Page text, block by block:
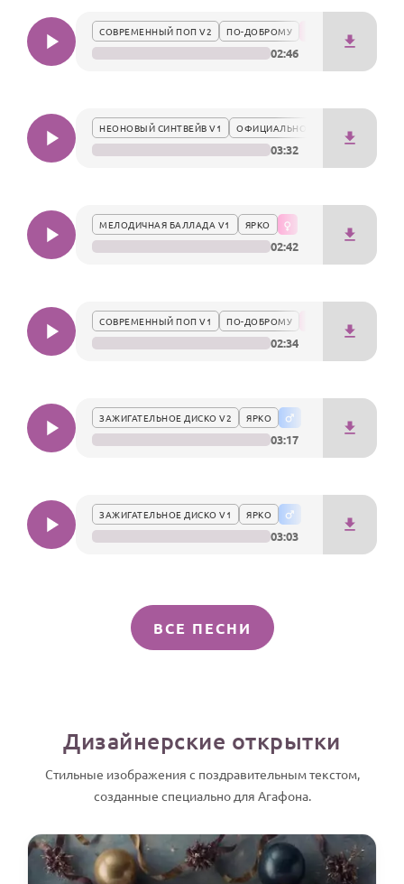
и ритма.
СОВРЕМЕННЫЙ ПОП V2 ПО-ДОБРОМУ
02:46
НЕОНОВЫЙ СИНТВЕЙВ V1 ОФИЦИАЛЬНО
03:32
МЕЛОДИЧНАЯ БАЛЛАДА V1 ЯРКО
02:42
СОВРЕМЕННЫЙ ПОП V1 ПО-ДОБРОМУ
02:34
ЗАЖИГАТЕЛЬНОЕ ДИСКО V2 ЯРКО
03:17
ЗАЖИГАТЕЛЬНОЕ ДИСКО V1 ЯРКО
03:03
ВСЕ ПЕСНИ
Дизайнерские открытки
Стильные изображения с поздравительным текстом,
созданные специально для Агафона.